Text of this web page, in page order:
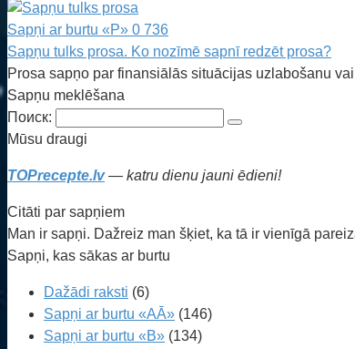
Sapņi ar burtu «P» 0 736
Sapņu tulks prosa. Ko nozīmē sapnī redzēt prosa?
Prosa sapņo par finansiālās situācijas uzlabošanu
Sapņu meklēšana
Поиск:
Mūsu draugi
TOPrecepte.lv— katru dienu jauni ēdieni!
Citāti par sapņiem
Man ir sapņi. Dažreiz man šķiet, ka tā ir vienīgā
Sapņi, kas sākas ar burtu
Dažādi raksti (6)
Sapņi ar burtu «AĀ» (146)
Sapņi ar burtu «B» (134)